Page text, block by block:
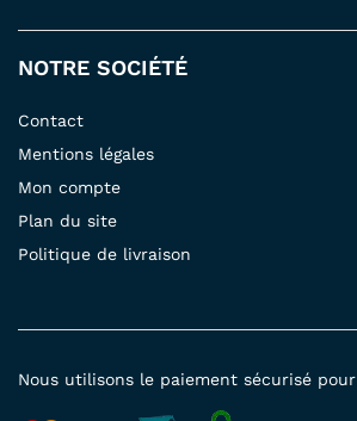
NOTRE SOCIÉTÉ
Contact
Mentions légales
Mon compte
Plan du site
Politique de livraison
Nous utilisons le paiement sécurisé pour